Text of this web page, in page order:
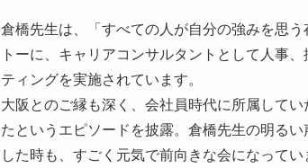
倉橋先生は、「すべての人が自分の強みを思
トーに、キャリアコンサルタントとして人事
ティングを実施されています。
大阪とのご縁も深く、会社員時代に所属して
たというエピソードを披露。倉橋先生の明る
した時も、すごく元気で前向きな会になって